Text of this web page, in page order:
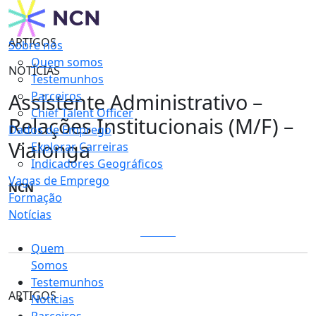
Sobre nós
Quem somos
Testemunhos
Parceiros
Chief Talent Officer
Dados de Emprego
Explorar Carreiras
Indicadores Geográficos
Vagas de Emprego
Formação
Notícias
Quem
Somos
Testemunhos
Notícias
ARTIGOS
NOTÍCIAS
Assistente Administrativo –
Relações Institucionais (M/F) –
Vialonga
NCN
ARTIGOS